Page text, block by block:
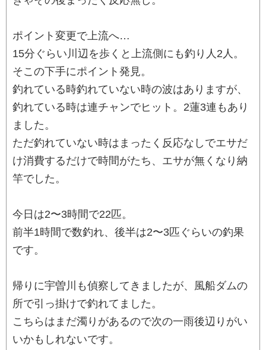
ポイント変更で上流へ…
15分ぐらい川辺を歩くと上流側にも釣り人2人。
そこの下手にポイント発見。
釣れている時釣れていない時の波はありますが、
釣れている時は連チャンでヒット。2蓮3連もあり
ました。
ただ釣れていない時はまったく反応なしでエサだ
け消費するだけで時間がたち、エサが無くなり納
竿でした。
今日は2〜3時間で22匹。
前半1時間で数釣れ、後半は2〜3匹ぐらいの釣果
です。
帰りに宇曽川も偵察してきましたが、風船ダムの
所で引っ掛けで釣れてました。
こちらはまだ濁りがあるので次の一雨後辺りがい
いかもしれないです。